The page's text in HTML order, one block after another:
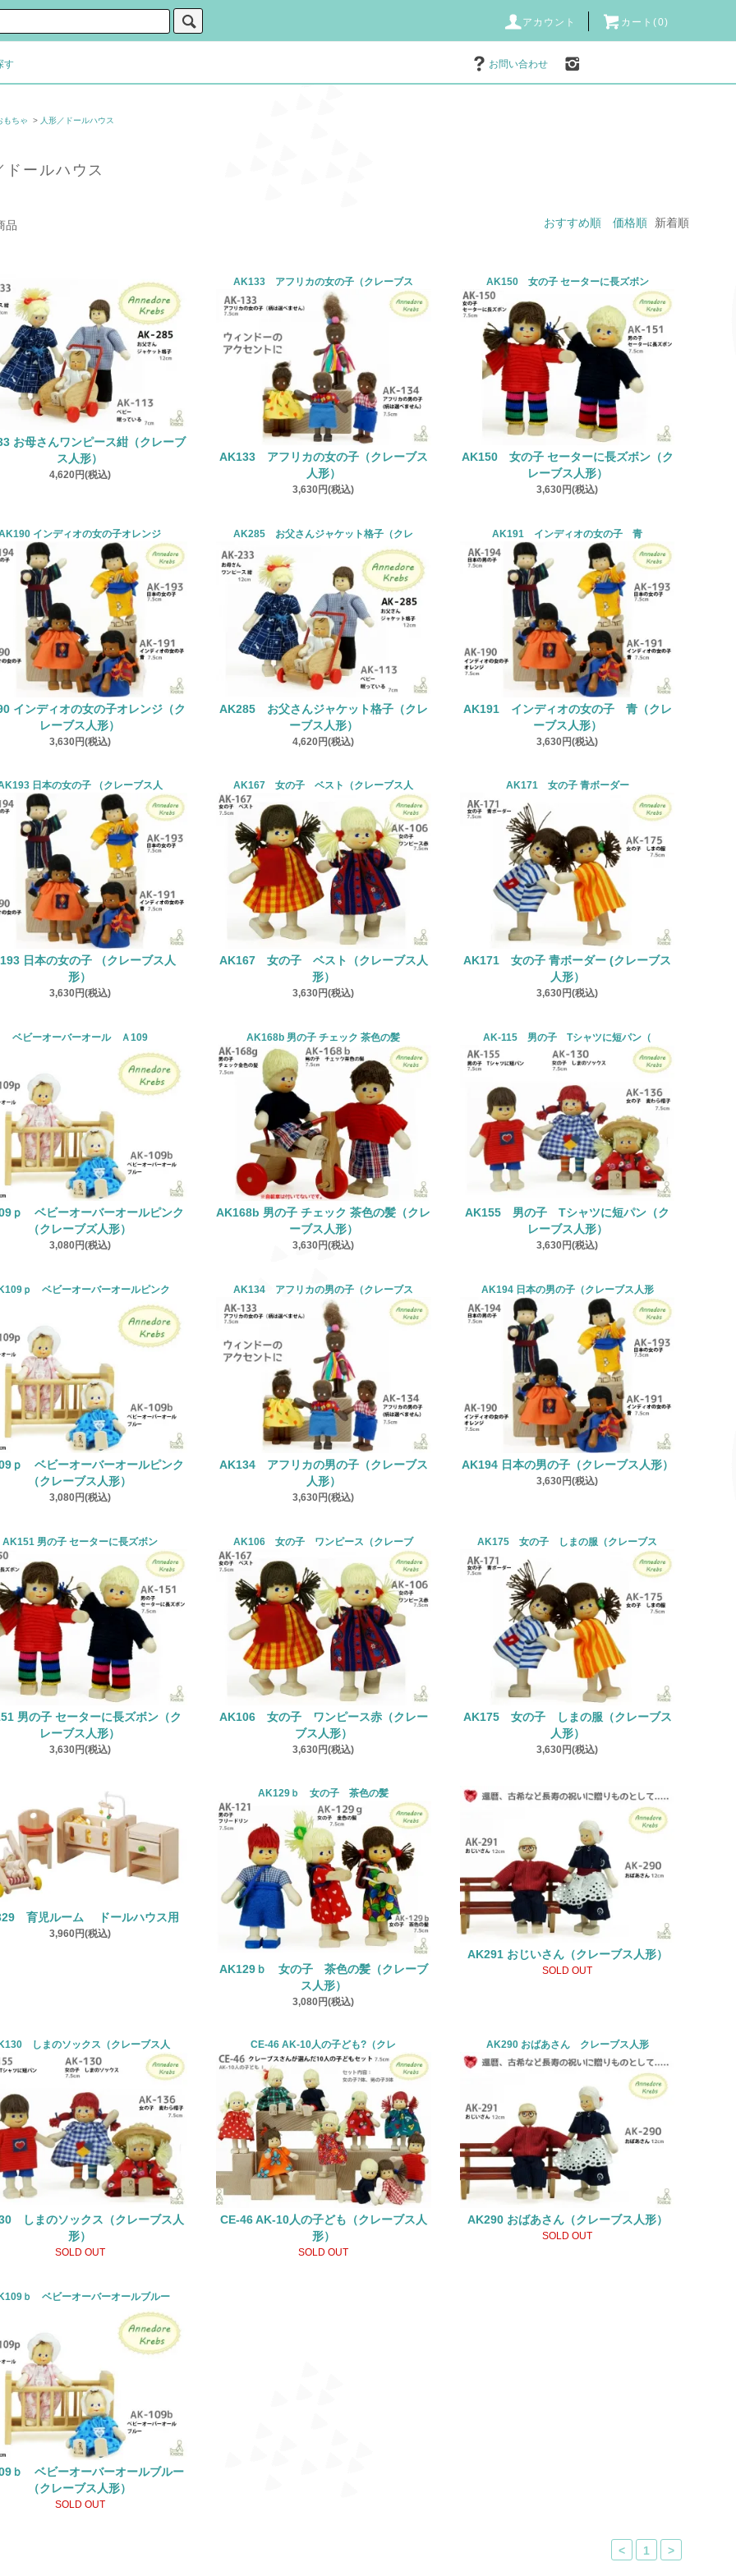
アカウント カート(0)
す お問い合わせ
もちゃ > 人形／ドールハウス
ドールハウス
品 おすすめ順 価格順 新着順
お母さんワンピース紺（クレーブ
ス人形）
4,620円(税込)
AK133 アフリカの女の子（クレーブス
AK133 アフリカの女の子（クレーブス
人形）
3,630円(税込)
AK150 女の子 セーターに長ズボン
AK150 女の子 セーターに長ズボン（ク
レーブス人形）
3,630円(税込)
インディオの女の子オレンジ
インディオの女の子オレンジ（ク
レーブス人形）
3,630円(税込)
AK285 お父さんジャケット格子（クレ
AK285 お父さんジャケット格子（クレ
ーブス人形）
4,620円(税込)
AK191 インディオの女の子 青
AK191 インディオの女の子 青（クレ
ーブス人形）
3,630円(税込)
日本の女の子 （クレーブス人
日本の女の子 （クレーブス人
形）
3,630円(税込)
AK167 女の子 ベスト（クレーブス人
AK167 女の子 ベスト（クレーブス人
形）
3,630円(税込)
AK171 女の子 青ボーダー
AK171 女の子 青ボーダー (クレーブス
人形）
3,630円(税込)
ベビーオーバーオール Ａ109
ｐ ベビーオーバーオールピンク
（クレーブズ人形）
3,080円(税込)
AK168b 男の子 チェック 茶色の髪
AK168b 男の子 チェック 茶色の髪（クレ
ーブス人形）
3,630円(税込)
AK-115 男の子 Tシャツに短パン（
AK155 男の子 Tシャツに短パン（ク
レーブス人形）
3,630円(税込)
ｐ ベビーオーバーオールピンク
ｐ ベビーオーバーオールピンク
（クレーブス人形）
3,080円(税込)
AK134 アフリカの男の子（クレーブス
AK134 アフリカの男の子（クレーブス
人形）
3,630円(税込)
AK194 日本の男の子（クレーブス人形
AK194 日本の男の子（クレーブス人形）
3,630円(税込)
AK151 男の子 セーターに長ズボン
男の子 セーターに長ズボン（ク
レーブス人形）
3,630円(税込)
AK106 女の子 ワンピース（クレーブ
AK106 女の子 ワンピース赤（クレー
ブス人形）
3,630円(税込)
AK175 女の子 しまの服（クレーブス
AK175 女の子 しまの服（クレーブス
人形）
3,630円(税込)
育児ルーム ドールハウス用
3,960円(税込)
AK129ｂ 女の子 茶色の髪
AK129ｂ 女の子 茶色の髪（クレーブ
ス人形）
3,080円(税込)
AK291 おじいさん（クレーブス人形）
SOLD OUT
しまのソックス（クレーブス人
しまのソックス（クレーブス人
形）
SOLD OUT
CE-46 AK-10人の子ども?（クレ
CE-46 AK-10人の子ども（クレーブス人
形）
SOLD OUT
AK290 おばあさん クレーブス人形
AK290 おばあさん（クレーブス人形）
SOLD OUT
ｂ ベビーオーバーオールブルー
ｂ ベビーオーバーオールブルー
（クレーブス人形）
SOLD OUT
< 1 >